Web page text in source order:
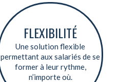
FLEXIBILITÉ
Une solution flexible
permettant aux salariés de se
former à leur rythme,
n’importe où.